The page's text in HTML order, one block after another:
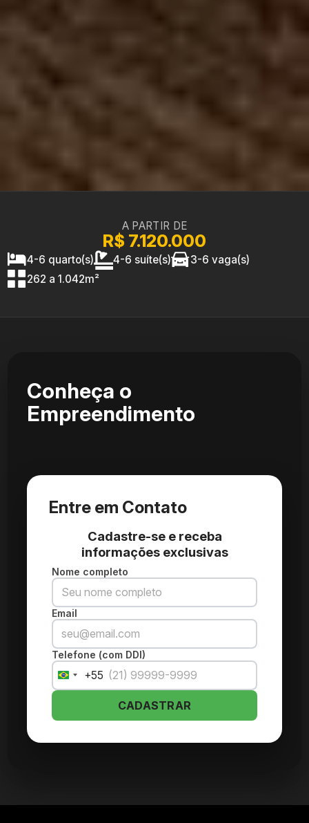
A PARTIR DE
R$ 7.120.000
4-6 quarto(s) 4-6 suíte(s)
3-6 vaga(s)
262 a 1.042m²
Conheça o
Empreendimento
Entre em Contato
Cadastre-se e receba
informações exclusivas
Nome completo
Email
Telefone (com DDI)
Brazil
+55
+55
CADASTRAR